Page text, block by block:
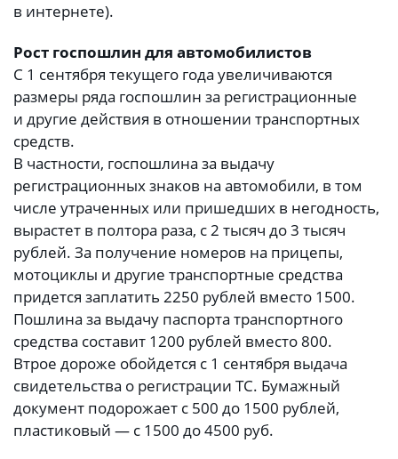
в интернете).
Рост госпошлин для автомобилистов
С 1 сентября текущего года увеличиваются
размеры ряда госпошлин за регистрационные
и другие действия в отношении транспортных
средств.
В частности, госпошлина за выдачу
регистрационных знаков на автомобили, в том
числе утраченных или пришедших в негодность,
вырастет в полтора раза, с 2 тысяч до 3 тысяч
рублей. За получение номеров на прицепы,
мотоциклы и другие транспортные средства
придется заплатить 2250 рублей вместо 1500.
Пошлина за выдачу паспорта транспортного
средства составит 1200 рублей вместо 800.
Втрое дороже обойдется с 1 сентября выдача
свидетельства о регистрации ТС. Бумажный
документ подорожает с 500 до 1500 рублей,
пластиковый — с 1500 до 4500 руб.